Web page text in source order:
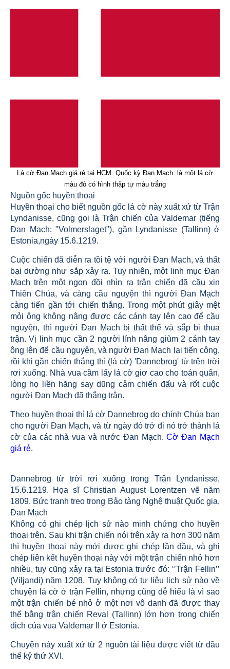
Lá cờ Đan Mạch giá rẻ tại HCM. Quốc kỳ Đan Mạch là một lá cờ
màu đỏ có hình thập tự màu trắng
Nguồn gốc huyền thoại
Huyền thoại cho biết nguồn gốc lá cờ này xuất xứ từ Trận
Lyndanisse, cũng gọi là Trận chiến của Valdemar (tiếng
Đan Mạch: "Volmerslaget"), gần Lyndanisse (Tallinn) ở
Estonia,ngày 15.6.1219.
Cuộc chiến đã diễn ra tồi tệ với người Đan Mạch, và thất
bại dường như sắp xảy ra. Tuy nhiên, một linh mục Đan
Mạch trên một ngọn đồi nhìn ra trận chiến đã cầu xin
Thiên Chúa, và càng cầu nguyện thì người Đan Mạch
càng tiến gần tới chiến thắng. Trong một phút giây mệt
mỏi ông không nâng được các cánh tay lên cao để cầu
nguyện, thì người Đan Mạch bị thất thế và sắp bị thua
trận. Vị linh mục cần 2 người lính nâng giùm 2 cánh tay
ông lên để cầu nguyện, và người Đan Mạch lại tiến công,
rồi khi gần chiến thắng thì (lá cờ) 'Dannebrog' từ trên trời
rơi xuống. Nhà vua cầm lấy lá cờ giơ cao cho toán quân,
lòng họ liền hăng say dũng cảm chiến đấu và rốt cuộc
người Đan Mạch đã thắng trận.
Theo huyền thoại thì lá cờ Dannebrog do chính Chúa ban
cho người Đan Mạch, và từ ngày đó trở đi nó trở thành lá
cờ của các nhà vua và nước Đan Mạch.Cờ Đan Mạch
giá rẻ.
Dannebrog từ trời rơi xuống trong Trận Lyndanisse,
15.6.1219. Họa sĩ Christian August Lorentzen vẽ năm
1809. Bức tranh treo trong Bảo tàng Nghệ thuật Quốc gia,
Đan Mạch
Không có ghi chép lịch sử nào minh chứng cho huyền
thoại trên. Sau khi trận chiến nói trên xảy ra hơn 300 năm
thì huyền thoại này mới được ghi chép lần đầu, và ghi
chép liên kết huyền thoại này với một trận chiến nhỏ hơn
nhiều, tuy cũng xảy ra tại Estonia trước đó: ‘’Trận Fellin’’
(Viljandi) năm 1208. Tuy không có tư liệu lịch sử nào về
chuyện lá cờ ở trận Fellin, nhưng cũng dễ hiểu là vì sao
một trận chiến bé nhỏ ở một nơi vô danh đã được thay
thế bằng trận chiến Reval (Tallinn) lớn hơn trong chiến
dịch của vua Valdemar II ở Estonia.
Chuyện này xuất xứ từ 2 nguồn tài liệu được viết từ đầu
thế kỷ thứ XVI.